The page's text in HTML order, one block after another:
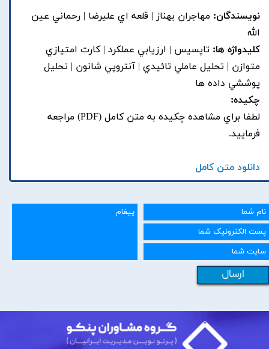
نویسندگان: مهاجران بهناز | قلعه اي عليرضا | رحماني عين
الله
کلیدواژه ها: تاپسيس | ارزيابي عملکرد | کارت امتيازي
متوازن | تحليل عاملي تائيدي | آنتروپي شانون | تحليل
پوششي داده ها
چکیده:
لطفا براي مشاهده چکيده به متن کامل (PDF) مراجعه
فرماييد.
دانلود متن کامل
ارسال